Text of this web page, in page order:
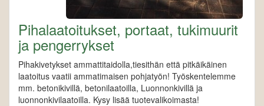
Pihalaatoitukset, portaat, tukimuurit
ja pengerrykset
Pihakivetykset ammattitaidolla,tiesithän että pitkäikäinen
laatoitus vaatii ammatimaisen pohjatyön! Työskentelemme
mm. betonikivillä, betonilaatoilla, Luonnonkivillä ja
luonnonkivilaatoilla. Kysy lisää tuotevalikoimasta!